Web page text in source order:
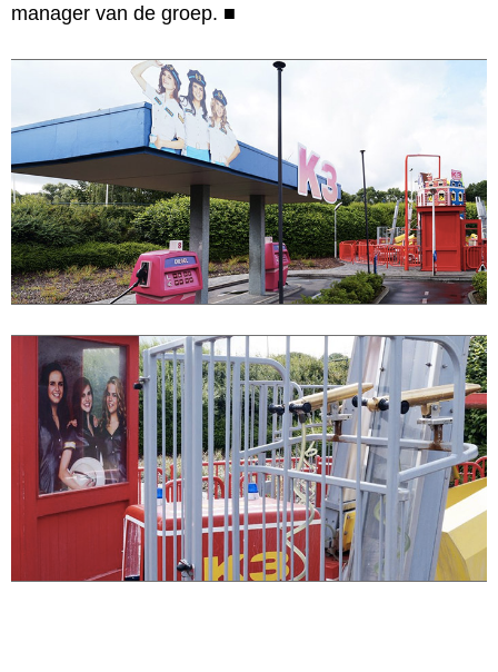
manager van de groep. ■